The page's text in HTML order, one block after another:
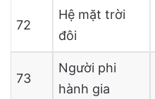
72
Hệ mặt trời
đôi
73
Người phi
hành gia